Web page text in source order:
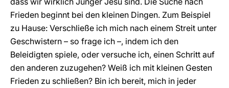
Frieden beginnt bei den kleinen Dingen. Zum Beispiel
zu Hause: Verschließe ich mich nach einem Streit unter
Geschwistern – so frage ich –, indem ich den
Beleidigten spiele, oder versuche ich, einen Schritt auf
den anderen zuzugehen? Weiß ich mit kleinen Gesten
Frieden zu schließen? Bin ich bereit, mich in jeder